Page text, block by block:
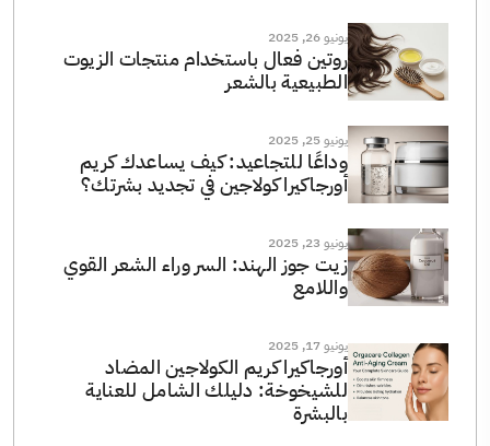
يونيو 26, 2025
روتين فعال باستخدام منتجات الزيوت
الطبيعية بالشعر
يونيو 25, 2025
وداعًا للتجاعيد: كيف يساعدك كريم
أورجاكيرا كولاجين في تجديد بشرتك؟
يونيو 23, 2025
زيت جوز الهند: السر وراء الشعر القوي
واللامع
يونيو 17, 2025
أورجاكيرا كريم الكولاجين المضاد
للشيخوخة: دليلك الشامل للعناية
بالبشرة